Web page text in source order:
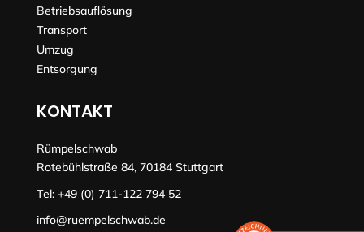
Betriebsauflösung
Transport
Umzug
Entsorgung
KONTAKT
Rümpelschwab
Rotebühlstraße 84, 70184 Stuttgart
Tel: +49 (0) 711-122 794 52
info@ruempelschwab.de